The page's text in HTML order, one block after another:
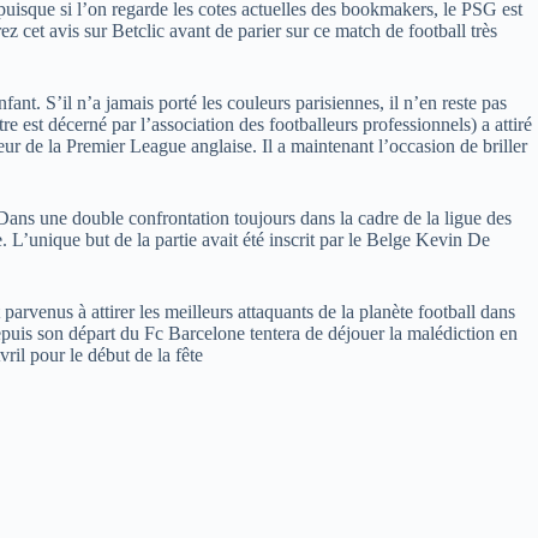
si l’on regarde les cotes actuelles des bookmakers, le PSG est
cet avis sur Betclic avant de parier sur ce match de football très
S’il n’a jamais porté les couleurs parisiennes, il n’en reste pas
est décerné par l’association des footballeurs professionnels) a attiré
de la Premier League anglaise. Il a maintenant l’occasion de briller
une double confrontation toujours dans la cadre de la ligue des
L’unique but de la partie avait été inscrit par le Belge Kevin De
à attirer les meilleurs attaquants de la planète football dans
son départ du Fc Barcelone tentera de déjouer la malédiction en
pour le début de la fête